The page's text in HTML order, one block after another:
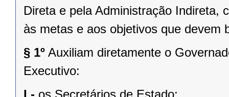
Direta e pela Administração Indireta,
às metas e aos objetivos que devem
§ 1º Auxiliam diretamente o
Executivo: